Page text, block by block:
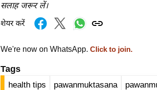
सलाह जरूर लें।
शेयर करें
We're now on WhatsApp. Click to join.
Tags
health tips pawanmuktasana